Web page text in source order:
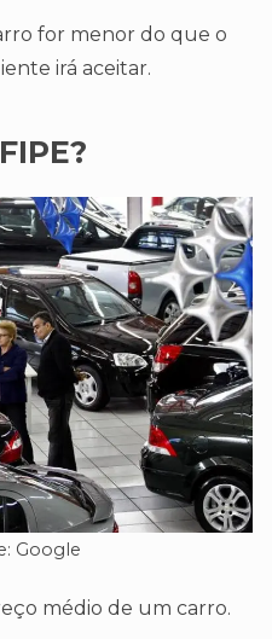
for menor do que o
irá aceitar.
Google
médio de um carro.